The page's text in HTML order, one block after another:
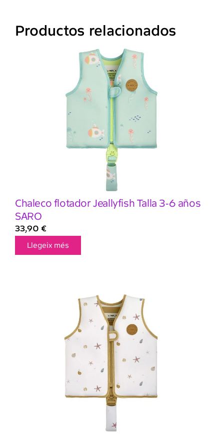
Productos relacionados
Chaleco flotador Jeallyfish Talla 3-6 años
SARO
33,90 €
Llegeix més